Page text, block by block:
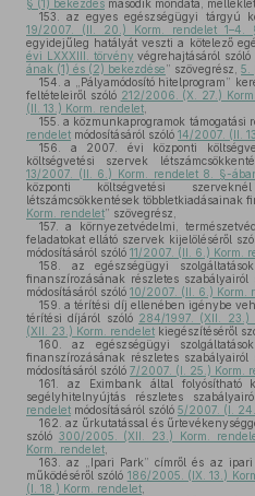
§ (1) bekezdés második mondata,
153.
az egyes egészségügyi tárgyú
19/2007. (II. 20.) Korm. rendelet 1–4.
egyidejűleg hatályát veszti a kötelező
évi LXXXIII. törvény végrehajtásáról szóló
ának (1) és (2) bekezdése” szövegrész, 5.
154. a „Pályamódosító hitelprogram”
feltételeiről szóló 212/2006. (X. 27.)
(II. 13.) Korm. rendelet
155. a közmunkaprogramok támogatási
rendelet módosításáról szóló 14/2007. (II.
156.
a 2007. évi központi
költségvetési szervek
13/2007. (II. 6.) Korm. rendelet 8. §-
központi költségvetési
létszámcsökkentések többletkiadásainak
Korm. rendelet” szövegrész,
157.
a környezetvédelmi,
feladatokat ellátó szervek kijelöléséről
módosításáról szóló 11/2007. (II. 6.) Korm.
158.
az egészségügyi
finanszírozásának részletes szabályairól
módosításáról szóló 10/2007. (II. 6.) Korm.
159. a térítési díj ellenében igénybe
térítési díjáról szóló 284/1997. (XII. 23.)
(XII. 23.) Korm. rendelet kiegészítéséről
160.
az egészségügyi
finanszírozásának részletes szabályairól
módosításáról szóló 7/2007. (I. 25.) Korm.
161.
az Eximbank által folyósítható
segélyhitelnyújtás részletes
rendelet módosításáról szóló 5/2007. (I.
162. az űrkutatással és
szóló 300/2005. (XII. 23.) Korm.
Korm. rendelet
163.
az „Ipari Park” címről és az
működéséről szóló 186/2005. (IX. 13.)
(I. 18.) Korm. rendelet